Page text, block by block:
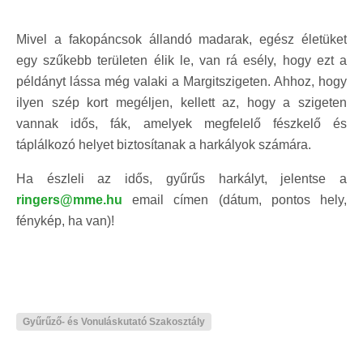
Mivel a fakopáncsok állandó madarak, egész életüket
egy szűkebb területen élik le, van rá esély, hogy ezt a
példányt lássa még valaki a Margitszigeten. Ahhoz, hogy
ilyen szép kort megéljen, kellett az, hogy a szigeten
vannak idős, fák, amelyek megfelelő fészkelő és
táplálkozó helyet biztosítanak a harkályok számára.
Ha észleli az idős, gyűrűs harkályt, jelentse a
ringers@mme.hu email címen (dátum, pontos hely,
fénykép, ha van)!
Gyűrűző- és Vonuláskutató Szakosztály